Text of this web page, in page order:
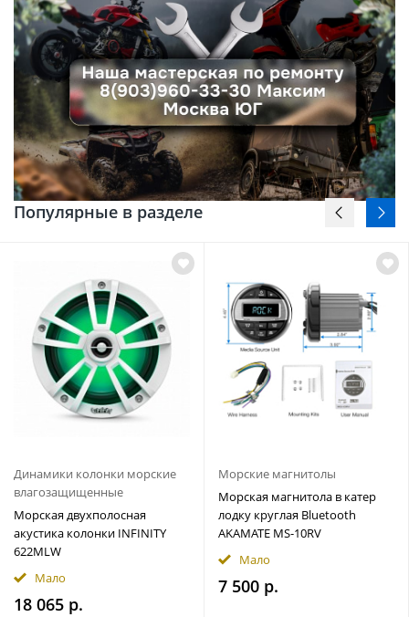
Популярные в разделе
Динамики колонки морские
влагозащищенные
Морская двухполосная
акустика колонки INFINITY
622MLW
Мало
18 065 р.
Морские магнитолы
Морская магнитола в катер
лодку круглая Bluetooth
AKAMATE MS-10RV
Мало
7 500 р.